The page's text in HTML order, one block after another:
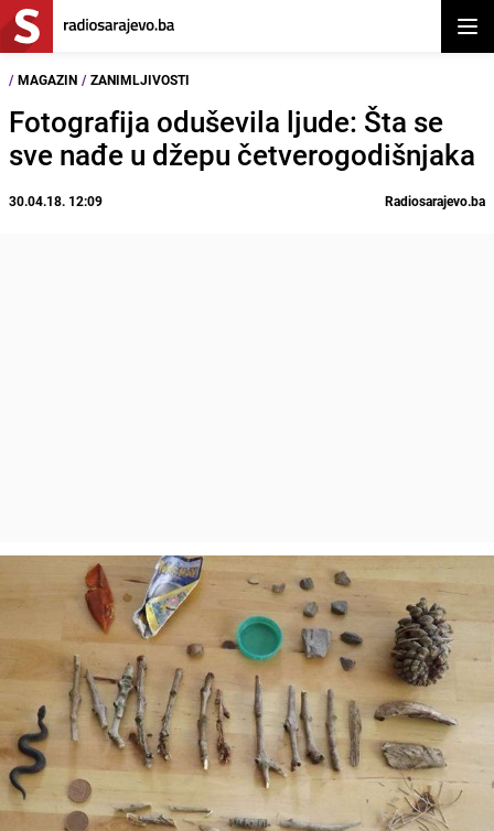
/ MAGAZIN / ZANIMLJIVOSTI
Fotografija oduševila ljude: Šta se
sve nađe u džepu četverogodišnjaka
30.04.18. 12:09 Radiosarajevo.ba